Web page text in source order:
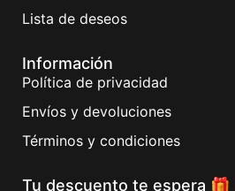
Lista de deseos
Información
Política de privacidad
Envíos y devoluciones
Términos y condiciones
Tu descuento te espera 🎁